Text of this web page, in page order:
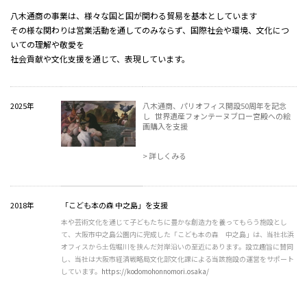
八木通商の事業は、様々な国と国が関わる貿易を基本としています
その様な関わりは営業活動を通してのみならず、国際社会や環境、文化につ
いての理解や敬愛を
社会貢献や文化支援を通じて、表現しています。
2025年
八木通商、パリオフィス開設50周年を記念
し 世界遺産フォンテーヌブロー宮殿への絵
画購入を支援
> 詳しくみる
2018年 「こども本の森 中之島」を支援
本や芸術文化を通じて子どもたちに豊かな創造力を養ってもらう施設とし
て、大阪市中之島公園内に完成した「こども本の森 中之島」は、当社北浜
オフィスから土佐堀川を挟んだ対岸沿いの至近にあります。設立趣旨に賛同
し、当社は大阪市経済戦略局文化部文化課による当該施設の運営をサポート
しています。 https://kodomohonnomori.osaka/